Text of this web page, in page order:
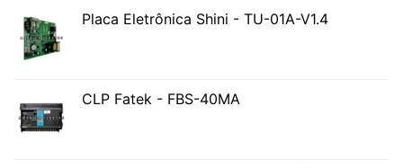
Placa Eletrônica Shini - TU-01A-V1.4
CLP Fatek - FBS-40MA